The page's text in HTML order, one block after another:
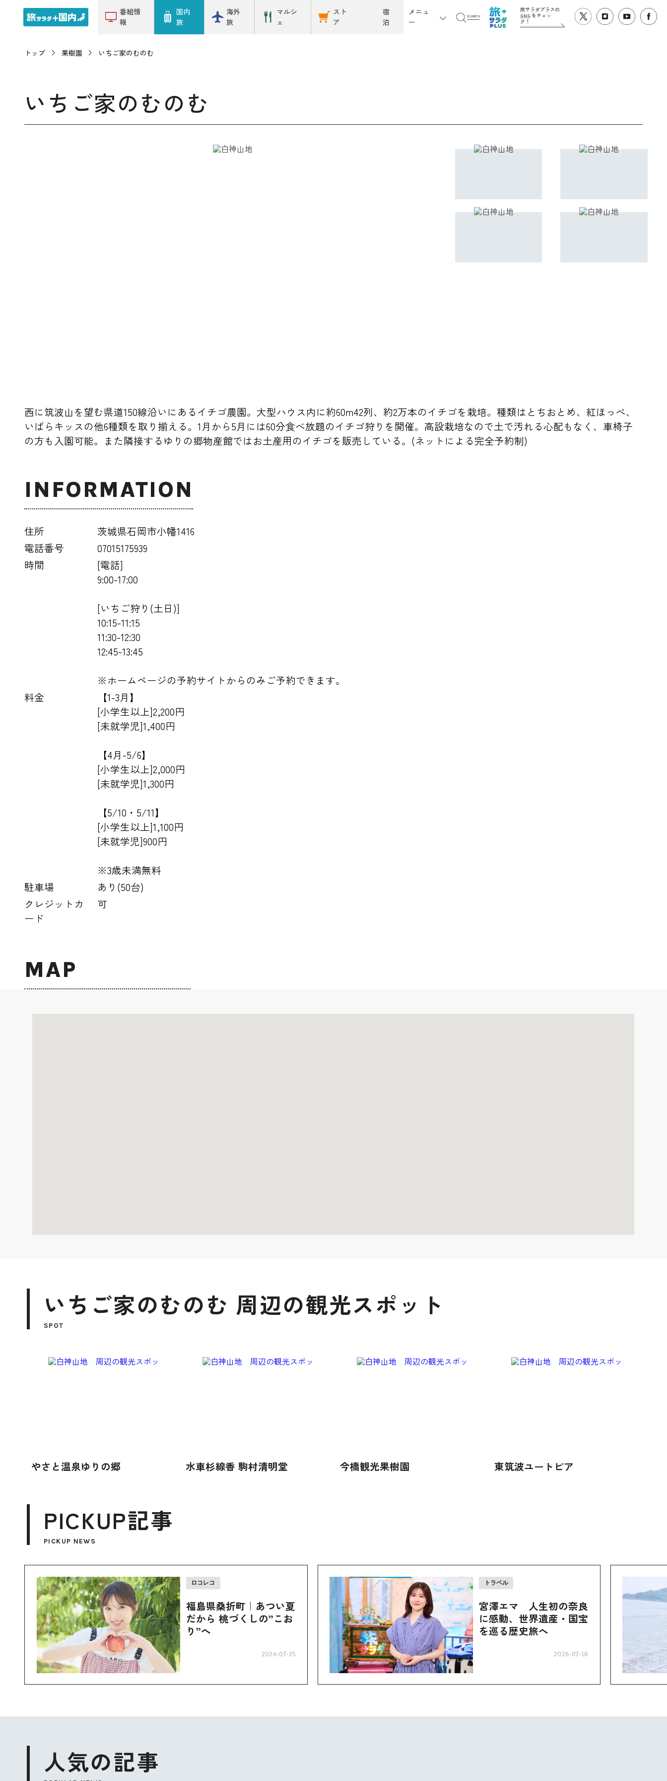
番組情
報
国内
旅
海外
旅
マルシ
ェ
スト
ア
宿
泊
メニュ
ー
旅サラダプラスの
SNSをチェッ
ク！
トップ 果樹園 いちご家のむのむ
いちご家のむのむ
西に筑波山を望む県道150線沿いにあるイチゴ農園。大型ハウス内に約60m42列、約2万本のイチゴを栽培。種類はとちおとめ、紅ほっぺ、
いばらキッスの他6種類を取り揃える。1月から5月には60分食べ放題のイチゴ狩りを開催。高設栽培なので土で汚れる心配もなく、車椅子
の方も入園可能。また隣接するゆりの郷物産館ではお土産用のイチゴを販売している。(ネットによる完全予約制)
INFORMATION
住所
茨城県石岡市小幡1416
電話番号
07015175939
時間
[電話]
9:00-17:00
[いちご狩り(土日)]
10:15-11:15
11:30-12:30
12:45-13:45
※ホームページの予約サイトからのみご予約できます。
料金
【1-3月】
[小学生以上]2,200円
[未就学児]1,400円
【4月-5/6】
[小学生以上]2,000円
[未就学児]1,300円
【5/10・5/11】
[小学生以上]1,100円
[未就学児]900円
※3歳未満無料
駐車場
あり(50台)
クレジットカ
ード
可
MAP
いちご家のむのむ 周辺の観光スポット
SPOT
やさと温泉ゆりの郷 水車杉線香 駒村清明堂 今橋観光果樹園 東筑波ユートピア
PICKUP記事
PICKUP NEWS
ロコレコ
福島県桑折町｜あつい夏
だから 桃づくしの”こお
り”へ
2026-07-25
トラベル
宮澤エマ 人生初の奈良
に感動、世界遺産・国宝
を巡る歴史旅へ
2026-07-18
人気の記事